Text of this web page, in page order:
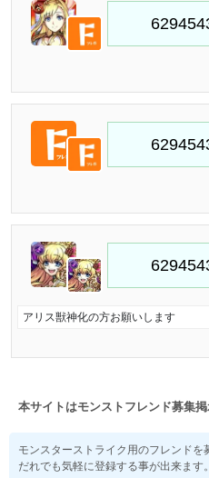
アリス獣神化の方お願いします
本サイトはモンストフレンド募集掲
モンスターストライク用のフレンドを
だれでも気軽に登録する事が出来ます。